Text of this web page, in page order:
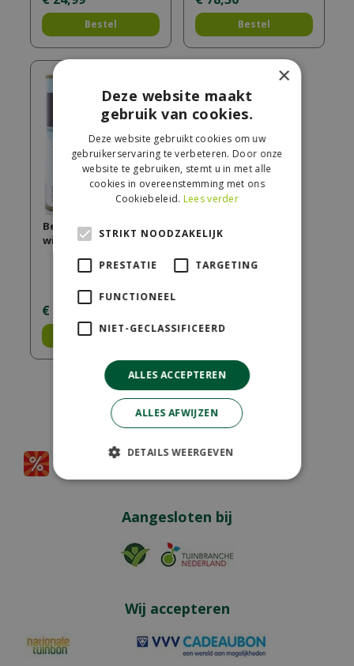
Bestel Bestel
Beits 633 750ml
wijnrood
€ 99
Bestel
Partners
Aangesloten bij
Wij accepteren
×
Deze website maakt
gebruik van cookies.
Deze website gebruikt cookies om uw
gebruikerservaring te verbeteren. Door onze
website te gebruiken, stemt u in met alle
cookies in overeenstemming met ons
Cookiebeleid. Lees verder
STRIKT NOODZAKELIJK
PRESTATIE TARGETING
FUNCTIONEEL
NIET-GECLASSIFICEERD
ALLES ACCEPTEREN
ALLES AFWIJZEN
DETAILS WEERGEVEN